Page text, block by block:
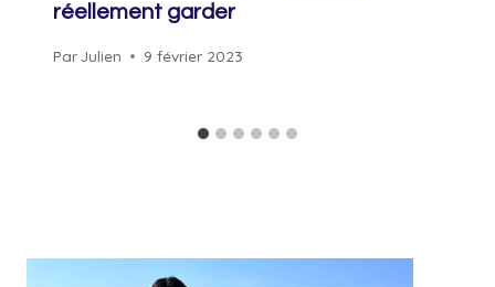
réellement garder
ParJulien 9 février 2023